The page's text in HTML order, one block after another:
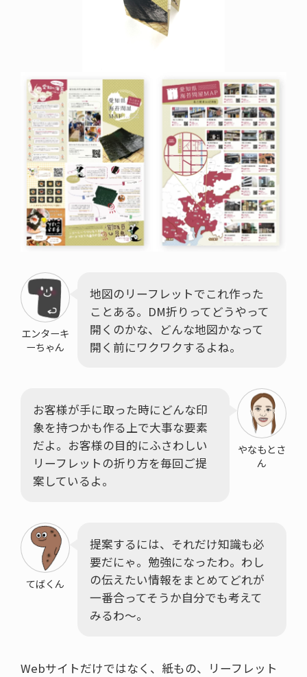
エンターキ
ーちゃん
地図のリーフレットでこれ作った
ことある。DM折りってどうやって
開くのかな、どんな地図かなって
開く前にワクワクするよね。
お客様が手に取った時にどんな印
象を持つかも作る上で大事な要素
だよ。お客様の目的にふさわしい
リーフレットの折り方を毎回ご提
案しているよ。
やなもとさ
ん
てばくん
提案するには、それだけ知識も必
要だにゃ。勉強になったわ。わし
の伝えたい情報をまとめてどれが
一番合ってそうか自分でも考えて
みるわ～。
Webサイトだけではなく、紙もの、リーフレット